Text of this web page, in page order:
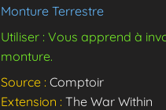
Monture Terrestre
Utiliser : Vous apprend à
monture.
Source Comptoir
Extension The War Within